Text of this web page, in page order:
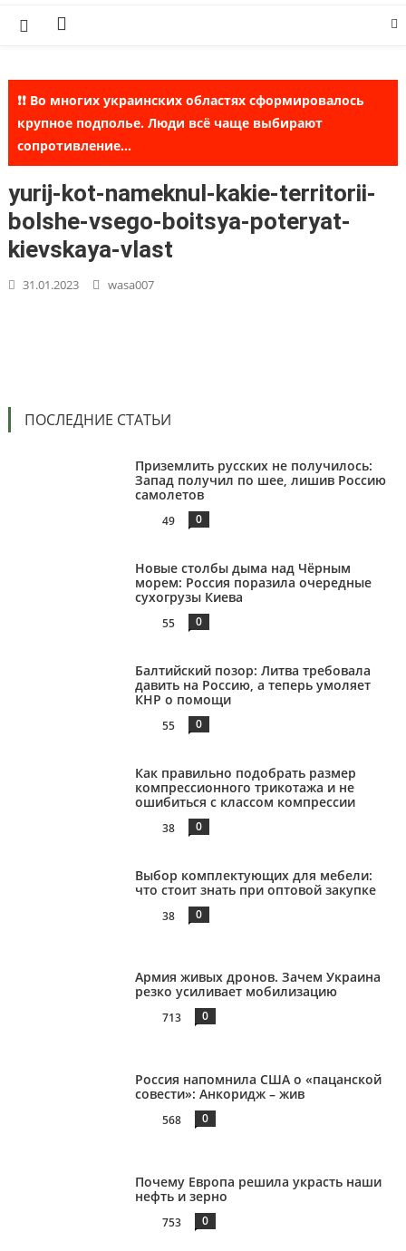
❗❗ Во многих украинских областях сформировалось
крупное подполье. Люди всё чаще выбирают
сопротивление...
yurij-kot-nameknul-kakie-territorii-
bolshe-vsego-boitsya-poteryat-
kievskaya-vlast
31.01.2023 wasa007
ПОСЛЕДНИЕ СТАТЬИ
Приземлить русских не получилось:
Запад получил по шее, лишив Россию
самолетов
49 0
Новые столбы дыма над Чёрным
морем: Россия поразила очередные
сухогрузы Киева
55 0
Балтийский позор: Литва требовала
давить на Россию, а теперь умоляет
КНР о помощи
55 0
Как правильно подобрать размер
компрессионного трикотажа и не
ошибиться с классом компрессии
38 0
Выбор комплектующих для мебели:
что стоит знать при оптовой закупке
38 0
Армия живых дронов. Зачем Украина
резко усиливает мобилизацию
713 0
Россия напомнила США о «пацанской
совести»: Анкоридж – жив
568 0
Почему Европа решила украсть наши
нефть и зерно
753 0